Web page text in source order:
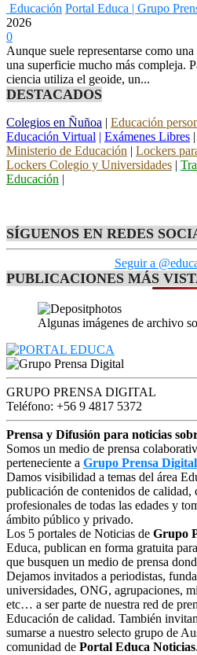
Educación Portal Educa | Grupo
2026
0
Aunque suele representarse como
una superficie mucho más compleja.
ciencia utiliza el geoide, un...
DESTACADOS
Colegios en Ñuñoa Educación
Educación Virtual
Exámenes Libres
Ministerio de Educación
Lockers
Lockers Colegio y Universidades
Educación
SÍGUENOS EN REDES
Seguir a
PUBLICACIONES MÁS
Algunas imágenes de archivo
GRUPO PRENSA DIGITAL
Teléfono: +56 9 4817 5372
Prensa y Difusión para noticias
Somos un medio de prensa
perteneciente a Grupo Prensa Digital
Damos visibilidad a temas del área
publicación de contenidos de calidad,
profesionales de todas las edades y
ámbito público y privado.
Los 5 portales de Noticias de Grupo
Educa, publican en forma gratuita
que busquen un medio de prensa
Dejamos invitados a periodistas,
universidades, ONG, agrupaciones,
etc… a ser parte de nuestra red de
Educación de calidad. También
sumarse a nuestro selecto grupo de
comunidad de Portal Educa Noticias.